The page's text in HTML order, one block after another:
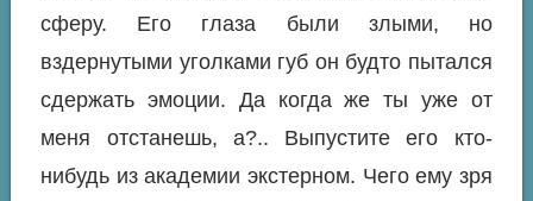
сферу. Его глаза были злыми, но
вздернутыми уголками губ он будто пытался
сдержать эмоции. Да когда же ты уже от
меня отстанешь, а?.. Выпустите его кто-
нибудь из академии экстерном. Чего ему зря